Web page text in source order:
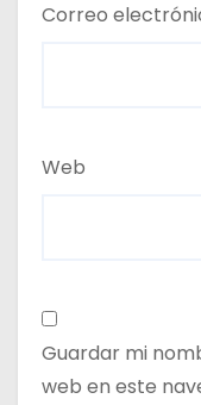
Correo
Web
Guardar mi
web en este